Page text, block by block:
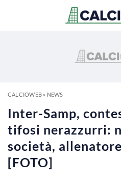
CALCIOWEB» NEWS
Inter-Samp,
tifosi nerazzurri:
società,
[FOTO]